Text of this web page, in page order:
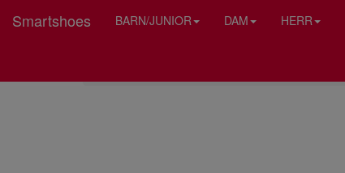
Smartshoes BARN/JUNIOR DAM HERR